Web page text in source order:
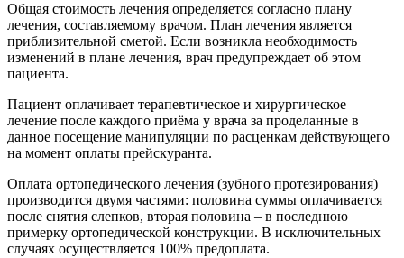
Общая стоимость лечения определяется согласно плану
лечения, составляемому врачом. План лечения является
приблизительной сметой. Если возникла необходимость
изменений в плане лечения, врач предупреждает об этом
пациента.
Пациент оплачивает терапевтическое и хирургическое
лечение после каждого приёма у врача за проделанные в
данное посещение манипуляции по расценкам действующего
на момент оплаты прейскуранта.
Оплата ортопедического лечения (зубного протезирования)
производится двумя частями: половина суммы оплачивается
после снятия слепков, вторая половина – в последнюю
примерку ортопедической конструкции. В исключительных
случаях осуществляется 100% предоплата.